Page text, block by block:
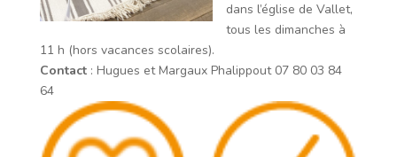
dans l’église de Vallet,
tous les dimanches à
11 h (hors vacances scolaires).
Contact: Hugues et Margaux Phalippout 07 80 03 84
64